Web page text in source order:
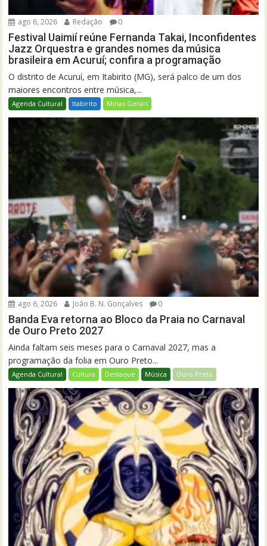
ago 6, 2026 Redação 0
Festival Uaimií reúne Fernanda Takai, Inconfidentes
Jazz Orquestra e grandes nomes da música
brasileira em Acuruí; confira a programação
O distrito de Acuruí, em Itabirito (MG), será palco de um dos
maiores encontros entre música,...
Agenda Cultural Itabirito Minas Gerais
ago 6, 2026 João B. N. Gonçalves 0
Banda Eva retorna ao Bloco da Praia no Carnaval
de Ouro Preto 2027
Ainda faltam seis meses para o Carnaval 2027, mas a
programação da folia em Ouro Preto...
Agenda Cultural Cultura Destaque Música Ouro Preto